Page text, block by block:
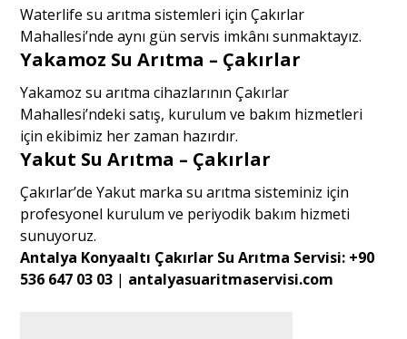
Waterlife su arıtma sistemleri için Çakırlar
Mahallesi’nde aynı gün servis imkânı sunmaktayız.
Yakamoz Su Arıtma – Çakırlar
Yakamoz su arıtma cihazlarının Çakırlar
Mahallesi’ndeki satış, kurulum ve bakım hizmetleri
için ekibimiz her zaman hazırdır.
Yakut Su Arıtma – Çakırlar
Çakırlar’de Yakut marka su arıtma sisteminiz için
profesyonel kurulum ve periyodik bakım hizmeti
sunuyoruz.
Antalya Konyaaltı Çakırlar Su Arıtma Servisi: +90
536 647 03 03 | antalyasuaritmaservisi.com